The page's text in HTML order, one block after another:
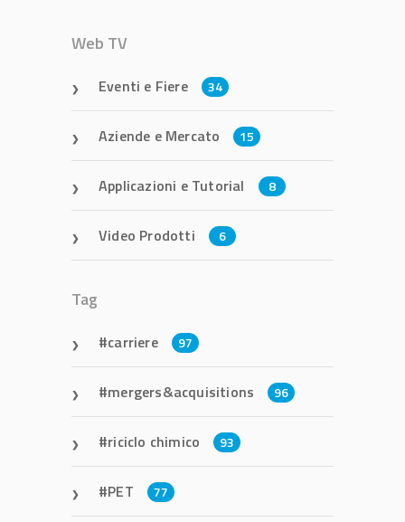
Web TV
Eventi e Fiere 34
Aziende e Mercato 15
Applicazioni e Tutorial 8
Video Prodotti 6
Tag
carriere 97
mergers&acquisitions 96
riciclo chimico 93
PET 77